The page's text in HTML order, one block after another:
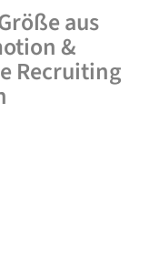
aus
&
Recruiting